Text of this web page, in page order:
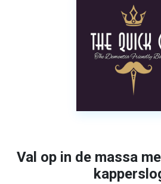
Val op in de massa